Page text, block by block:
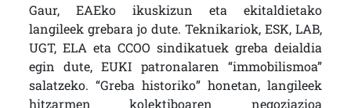
Gaur, EAEko ikuskizun eta ekitaldietako
langileek grebara jo dute. Teknikariok, ESK, LAB,
UGT, ELA eta CCOO sindikatuek greba deialdia
egin dute, EUKI patronalaren “immobilismoa”
salatzeko. “Greba historiko” honetan, langileek
hitzarmen kolektiboaren negoziazioa